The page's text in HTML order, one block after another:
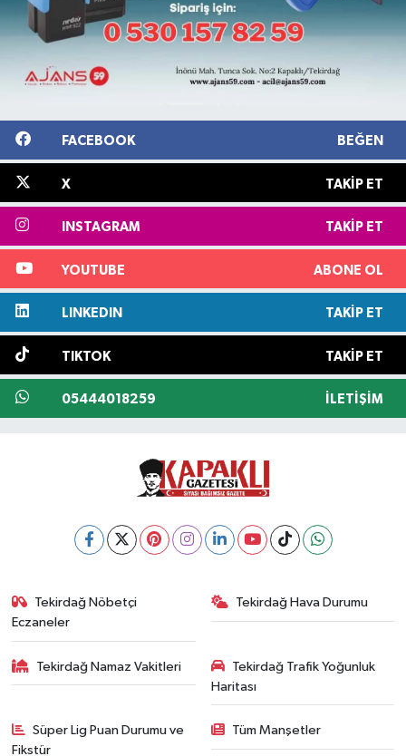
FACEBOOK BEĞEN
X TAKIP ET
INSTAGRAM TAKIP ET
YOUTUBE ABONE OL
LINKEDIN TAKIP ET
TIKTOK TAKIP ET
05444018259 İLETIŞIM
Tekirdağ Nöbetçi
Eczaneler
Tekirdağ Hava Durumu
Tekirdağ Namaz Vakitleri
Tekirdağ Trafik Yoğunluk
Haritası
Süper Lig Puan Durumu ve
Fikstür
Tüm Manşetler